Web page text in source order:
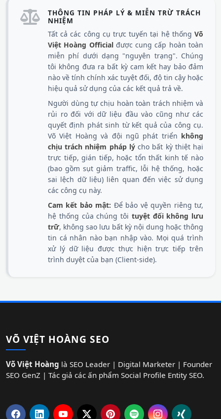
THÔNG TIN PHÁP LÝ & MIỄN TRỪ TRÁCH
NHIỆM
Tất cả các công cụ trực tuyến tại hệ thống Võ
Việt Hoàng Officialđược cung cấp hoàn toàn
miễn phí dưới dạng "nguyên trạng". Chúng
tôi không đưa ra bất kỳ cam kết hay bảo đảm
nào về tính chính xác tuyệt đối, độ tin cậy hoặc
hiệu quả sử dụng của các kết quả trả về.
Người dùng tự chịu hoàn toàn trách nhiệm và
rủi ro đối với dữ liệu đầu vào cũng như các
quyết định phát sinh từ kết quả của công cụ.
Võ Việt Hoàng và đội ngũ phát triển không
chịu trách nhiệm pháp lýcho bất kỳ thiệt hại
trực tiếp, gián tiếp, hoặc tổn thất kinh tế nào
(bao gồm sụt giảm traffic, lỗi hệ thống, hoặc
sai lệch dữ liệu) liên quan đến việc sử dụng
các công cụ này.
Cam kết bảo mật: Để bảo vệ quyền riêng tư,
hệ thống của chúng tôi tuyệt đối không lưu
trữ, không sao lưu bất kỳ nội dung hoặc thông
tin cá nhân nào bạn nhập vào. Mọi quá trình
xử lý dữ liệu được thực hiện trực tiếp trên
trình duyệt của bạn (Client-side).
VÕ VIỆT HOÀNG SEO
Võ Việt Hoàng là SEO Leader | Digital Marketer | Founder
SEO GenZ | Tác giả các ấn phẩm Social Profile Entity SEO.